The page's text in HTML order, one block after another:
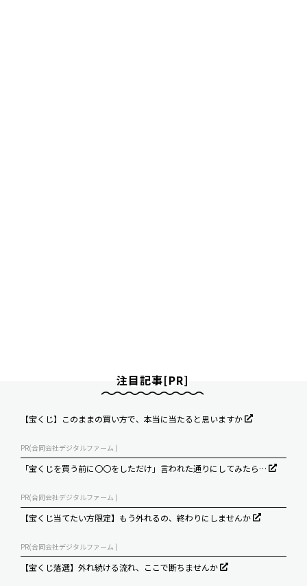
注目記事[PR]
【宝くじ】このままの買い方で、本当に当たると思いますか
PR(合同会社デジタルファーム )
「宝くじを買う前に〇〇をしただけ」言われた通りにしてみたら…
PR(合同会社デジタルファーム )
【宝くじ当てたい方限定】もう外れるの、終わりにしませんか
PR(合同会社デジタルファーム )
【宝くじ落選】外れ続ける流れ、ここで断ちませんか